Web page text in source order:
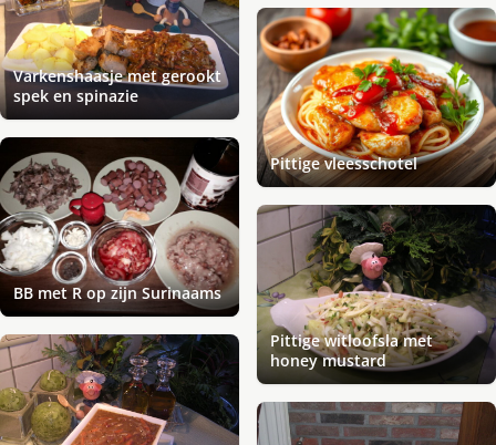
Varkenshaasje met gerookt
spek en spinazie
Pittige vleesschotel
BB met R op zijn Surinaams
Pittige witloofsla met
honey mustard